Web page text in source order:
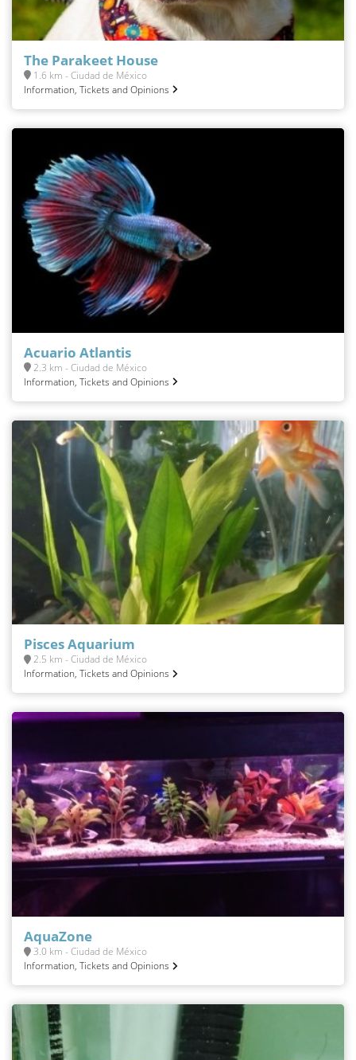
The Parakeet House
1.6 km - Ciudad de México
Information, Tickets and Opinions
Acuario Atlantis
2.3 km - Ciudad de México
Information, Tickets and Opinions
Pisces Aquarium
2.5 km - Ciudad de México
Information, Tickets and Opinions
AquaZone
3.0 km - Ciudad de México
Information, Tickets and Opinions